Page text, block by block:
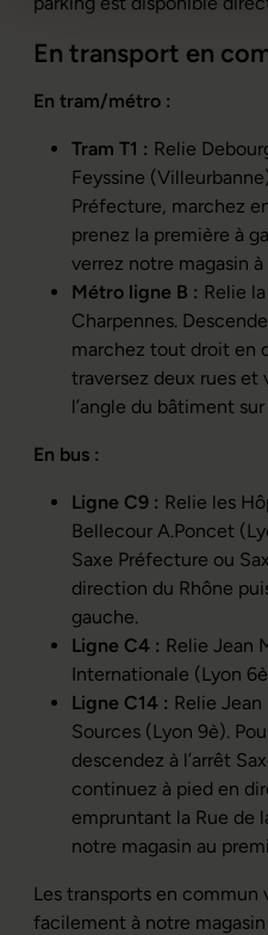
En transport en
En tram/métro :
Tram T1 : Relie
Feyssine
Préfecture, marchez
prenez la première à
verrez notre magasin
Métro ligne B : Relie
Charpennes.
marchez tout droit en
traversez deux rues et
l’angle du bâtiment
En bus :
Ligne C9 : Relie les
Bellecour A.Poncet
Saxe Préfecture ou
direction du Rhône
gauche.
Ligne C4 : Relie Jean
Internationale (Lyon
Ligne C14 : Relie
Sources (Lyon 9è).
descendez à l’arrêt
continuez à pied en
empruntant la Rue de
notre magasin au
Les transports en commun
facilement à notre